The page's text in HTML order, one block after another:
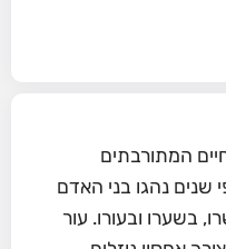
המתורבתים
שנים נהגו בני האדם
בשערו ובעורו. עור